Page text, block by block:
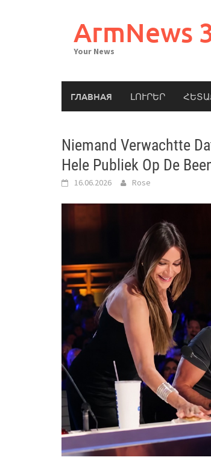
ArmNews
Your News
ГЛАВНАЯ ԼՈՒՐԵՐ
Niemand Verwachtte
Hele Publiek Op De
16.06.2026 Rose